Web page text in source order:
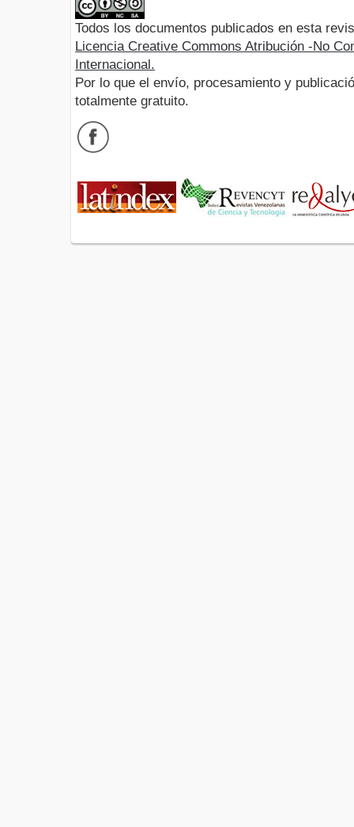
Todos los documentos publicados en esta
Licencia Creative Commons Atribución -No
Internacional.
Por lo que el envío, procesamiento y
totalmente gratuito.